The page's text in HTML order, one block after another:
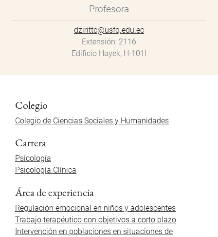
Profesora
dzirittc@usfq.edu.ec
Extensión 2116
Edificio Hayek, H-101I
Colegio
Colegio de Ciencias Sociales y Humanidades
Carrera
Psicología
Psicología Clínica
Área de experiencia
Regulación emocional en niños y adolescentes
Trabajo terapéutico con objetivos a corto plazo
Intervención en poblaciones en situaciones de